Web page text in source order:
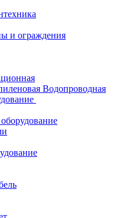
и ограждения
Водопроводная